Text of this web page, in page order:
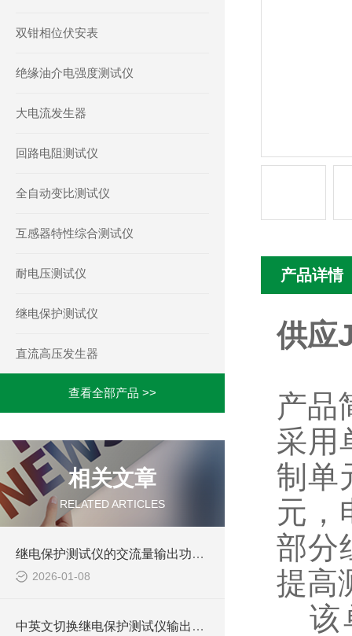
双钳相位伏安表
绝缘油介电强度测试仪
大电流发生器
回路电阻测试仪
全自动变比测试仪
互感器特性综合测试仪
耐电压测试仪
继电保护测试仪
直流高压发生器
查看全部产品 >>
相关文章
RELATED ARTICLES
继电保护测试仪的交流量输出功能的精度有多高？
2026-01-08
中英文切换继电保护测试仪输出功能
产品详情
供应
产品
采用
制单
元，
部分
提高
该